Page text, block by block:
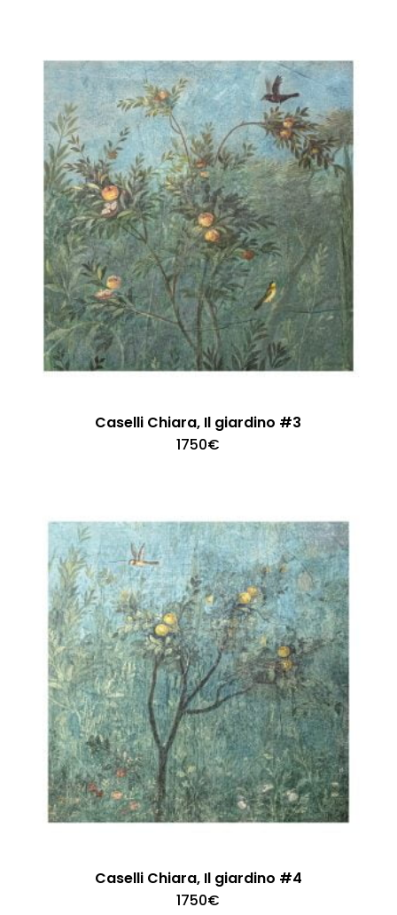
Caselli Chiara, Il giardino #3
1750€
Caselli Chiara, Il giardino #4
1750€